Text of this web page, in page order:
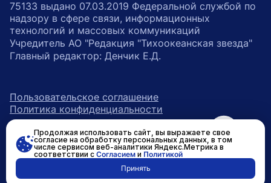
75133 выдано 07.03.2019 Федеральной службой по
надзору в сфере связи, информационных
технологий и массовых коммуникаций
Учредитель АО "Редакция "Тихоокеанская звезда"
Главный редактор: Денчик Е.Д.
Пользовательское соглашение
Политика конфиденциальности
ссылка на главную
возрастное ограничение 16+
ссылка на страницу в Вконтакте
ссылка на страницу в
ссылка на канал в
Разработано в
Продолжая использовать сайт, вы выражаете свое
согласие на обработку персональных данных, в том
числе сервисом веб-аналитики Яндекс.Метрика в
соответствии с Согласиеми Политикой
Принять